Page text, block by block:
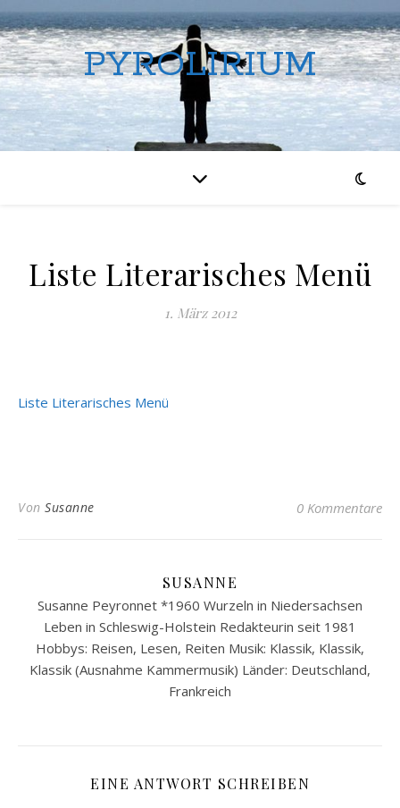
PYROLIRIUM
Liste Literarisches Menü
1. März 2012
Liste Literarisches Menü
Von Susanne 0 Kommentare
SUSANNE
Susanne Peyronnet *1960 Wurzeln in Niedersachsen
Leben in Schleswig-Holstein Redakteurin seit 1981
Hobbys: Reisen, Lesen, Reiten Musik: Klassik, Klassik,
Klassik (Ausnahme Kammermusik) Länder: Deutschland,
Frankreich
EINE ANTWORT SCHREIBEN